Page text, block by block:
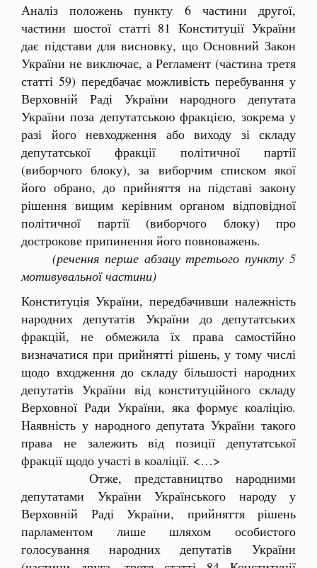
Аналіз положень пункту 6 частини другої,
частини шостої статті 81 Конституції України
дає підстави для висновку, що Основний Закон
України не виключає, а Регламент (частина третя
статті 59) передбачає можливість перебування у
Верховній Раді України народного депутата
України поза депутатською фракцією, зокрема у
разі його невходження або виходу зі складу
депутатської фракції політичної партії
(виборчого блоку), за виборчим списком якої
його обрано, до прийняття на підставі закону
рішення вищим керівним органом відповідної
політичної партії (виборчого блоку) про
дострокове припинення його повноважень.
(речення перше абзацу третього пункту 5
мотивувальної частини)
Конституція України, передбачивши належність
народних депутатів України до депутатських
фракцій, не обмежила їх права самостійно
визначатися при прийнятті рішень, у тому числі
щодо входження до складу більшості народних
депутатів України від конституційного складу
Верховної Ради України, яка формує коаліцію.
Наявність у народного депутата України такого
права не залежить від позиції депутатської
фракції щодо участі в коаліції. <…>
Отже, представництво народними
депутатами України Українського народу у
Верховній Раді України, прийняття рішень
парламентом лише шляхом особистого
голосування народних депутатів України